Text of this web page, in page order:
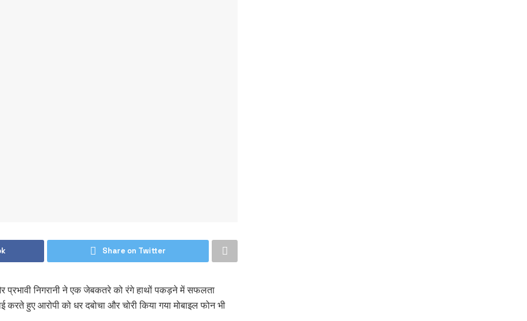
Share on Twitter
प्रभावी निगरानी ने एक जेबकतरे को रंगे हाथों पकड़ने में सफलता
करते हुए आरोपी को धर दबोचा और चोरी किया गया मोबाइल फोन भी